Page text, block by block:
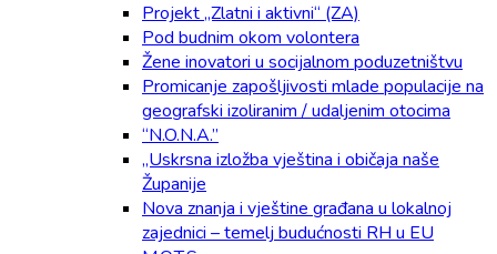
Projekt „Zlatni i aktivni“ (ZA)
Pod budnim okom volontera
Žene inovatori u socijalnom poduzetništvu
Promicanje zapošljivosti mlade populacije na
geografski izoliranim / udaljenim otocima
“N.O.N.A.”
„Uskrsna izložba vještina i običaja naše
Županije
Nova znanja i vještine građana u lokalnoj
zajednici – temelj budućnosti RH u EU